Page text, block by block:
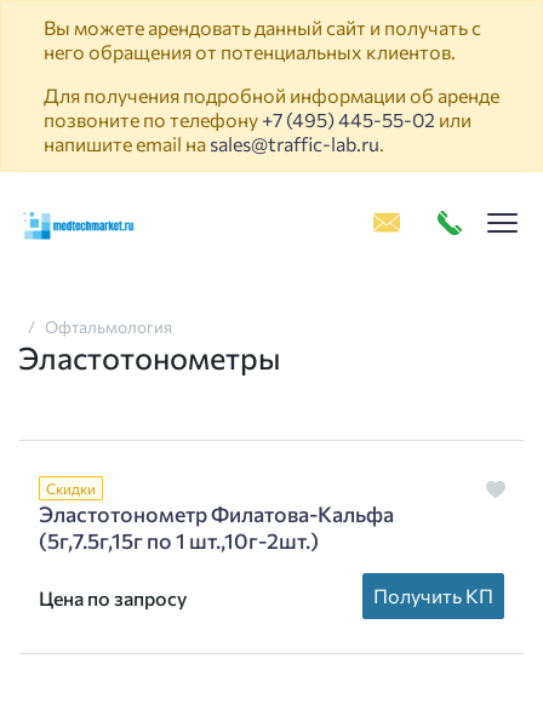
Вы можете арендовать данный сайт и получать с
него обращения от потенциальных клиентов.
Для получения подробной информации об аренде
позвоните по телефону +7 (495) 445-55-02 или
напишите email на sales@traffic-lab.ru.
Офтальмология
Эластотонометры
Скидки
Эластотонометр Филатова-Кальфа
(5г,7.5г,15г по 1 шт.,10г-2шт.)
Цена по запросу Получить КП